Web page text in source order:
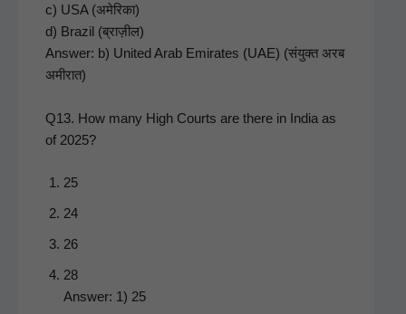
c) USA (अमेरिका)
d) Brazil (ब्राज़ील)
Answer: b) Unit­ed Arab Emi­rates (UAE) (संयुक्त अरब
अमीरात)
Q13. How many High Courts are there in India as
of 2025?
25
24
26
28
Answer: 1) 25